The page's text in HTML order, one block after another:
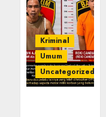
Kriminal
Umum
Uncategorized